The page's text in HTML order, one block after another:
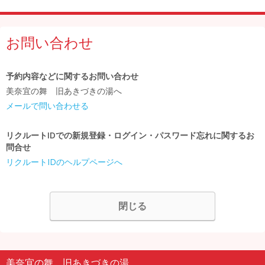
お問い合わせ
予約内容などに関するお問い合わせ
美奈宜の舞 旧あきづきの湯へ
メールで問い合わせる
リクルートIDでの新規登録・ログイン・パスワード忘れに関するお
問合せ
リクルートIDのヘルプページへ
閉じる